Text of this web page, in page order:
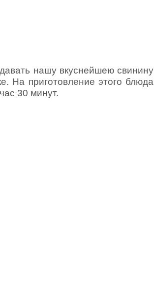
нашу вкуснейшею свинину
На приготовление этого блюда
30 минут.